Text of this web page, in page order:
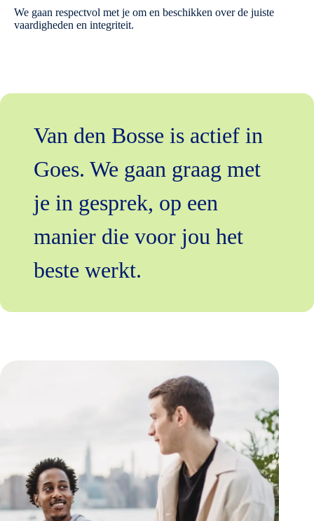
We gaan respectvol met je om en beschikken over de juiste
vaardigheden en integriteit.
Van den Bosse is actief in
Goes. We gaan graag met
je in gesprek, op een
manier die voor jou het
beste werkt.